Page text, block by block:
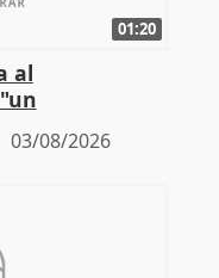
01:20
al
viviendas de
03/08/2026